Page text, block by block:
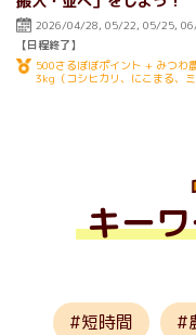
2026/04/28 05/22 05/25
【日程終了】
500さるぼぼポイント + みつわ
3kg（コシヒカリ、にこまる、
キー
短時間